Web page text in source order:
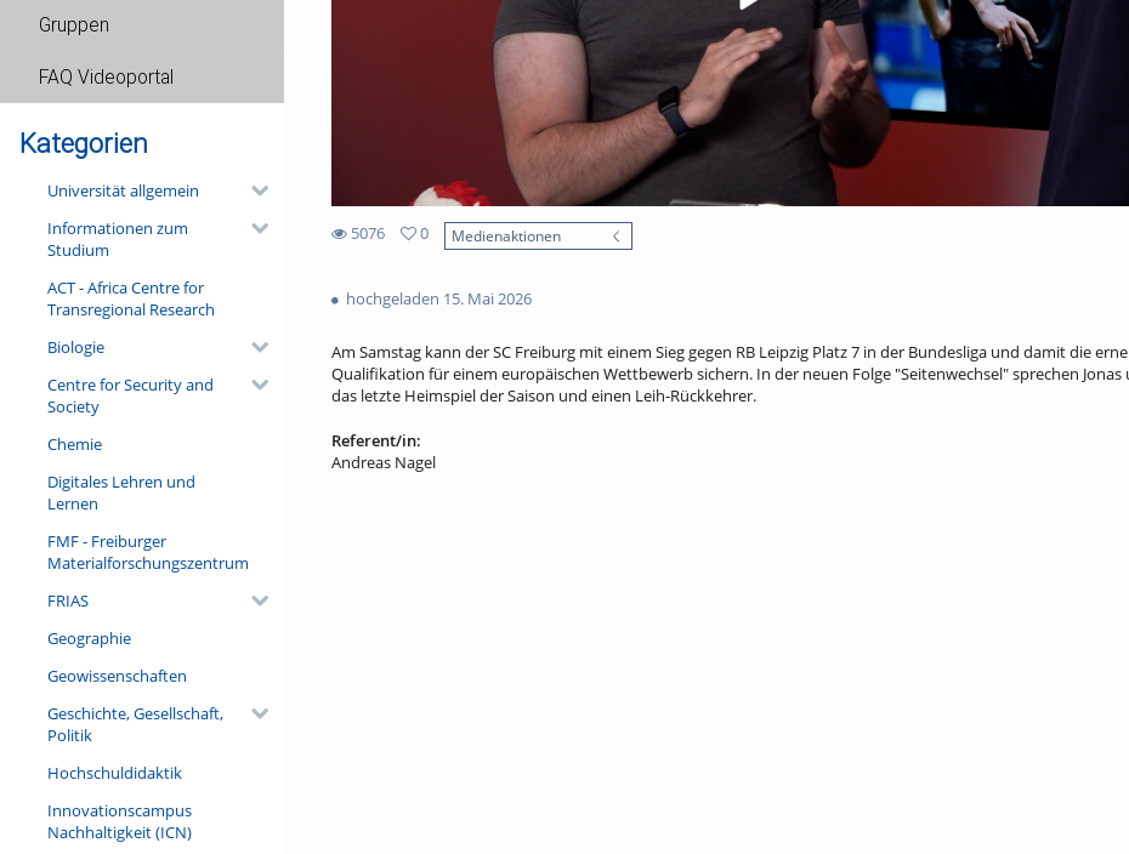
Gruppen
FAQ Videoportal
Kategorien
Universität allgemein
Informationen zum
Studium
ACT - Africa Centre for
Transregional Research
Biologie
Centre for Security and
Society
Chemie
Digitales Lehren und
Lernen
FMF - Freiburger
Materialforschungszentrum
FRIAS
Geographie
Geowissenschaften
Geschichte, Gesellschaft,
Politik
Hochschuldidaktik
Innovationscampus
Nachhaltigkeit (ICN)
5076
views
0
Medienaktionen
hochgeladen 15. Mai 2026
Am Samstag kann der SC Freiburg mit einem Sieg gegen RB Leipzig Platz 7 in der Bundesliga und damit die
Qualifikation für einem europäischen Wettbewerb sichern. In der neuen Folge "Seitenwechsel" sprechen Jonas
das letzte Heimspiel der Saison und einen Leih-Rückkehrer.
Referent/in:
Andreas Nagel